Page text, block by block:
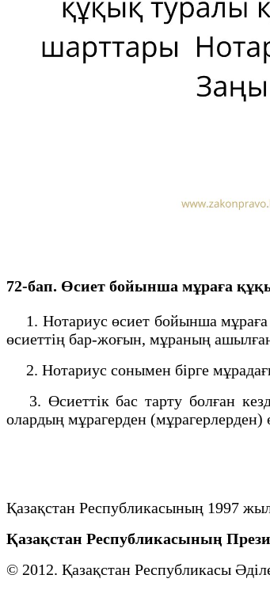
72-бап. Өсиет бойынша мұраға
1. Нотариус өсиет бойынша мұраға
өсиеттiң бар-жоғын, мұраның
2. Нотариус сонымен бiрге
3. Өсиеттiк бас тарту болған
олардың мұрагерден (мұрагерлерден)
Қазақстан Республикасының 1997
Қазақстан Республикасының
© 2012. Қазақстан Республикасы